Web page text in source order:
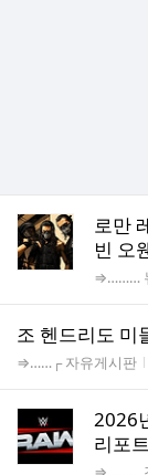
로만
빈 오
게시판
⇒………
조 헨드리도 미
게시판명
⇒……┌ 자유게시판
2026
리포
게시판